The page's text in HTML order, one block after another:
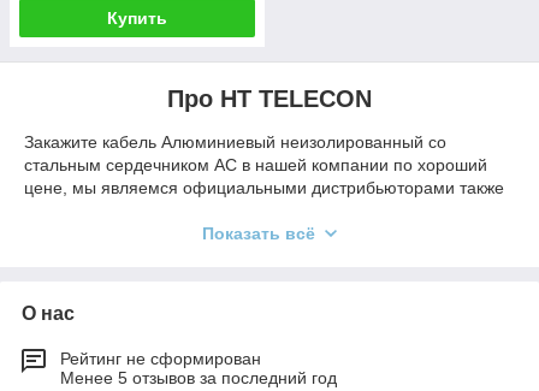
Купить
Про HT TELECON
Закажите кабель Алюминиевый неизолированный со
стальным сердечником АС в нашей компании по хороший
цене, мы являемся официальными дистрибьюторами также
мы помогаем подобрать товар, чтобы вы смогли сэкономить.
TELECON
например:
оптическое оборудование
светильники, множество видов труб таких как
Показать всё
О нас
Рейтинг не сформирован
Менее 5 отзывов за последний год